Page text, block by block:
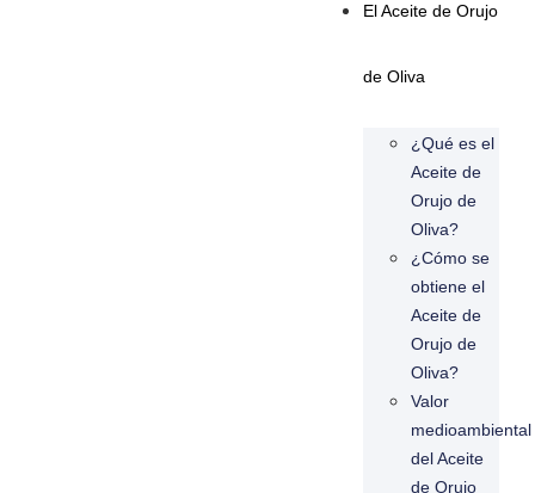
El Aceite de Orujo
de Oliva
¿Qué es el
Aceite de
Orujo de
Oliva?
¿Cómo se
obtiene el
Aceite de
Orujo de
Oliva?
Valor
medioambiental
del Aceite
de Orujo